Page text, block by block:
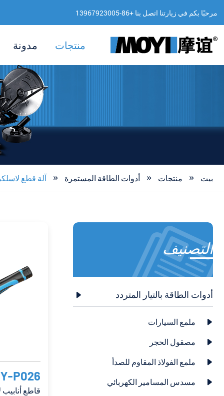
مرحبًا بكم في زيارتنا اتصل بنا +86-13967923005
منتجات مدونة
بيت  منتجات  أدوات الطاقة المستمرة  آلة قطع
التصنيف
أدوات الطاقة بالتيار المتردد 
 ملمع السيارات
 مصقول الحجر
 ملمع الفولاذ المقاوم للصدأ
 مسدس المسامير الكهربائي P026
قاطع